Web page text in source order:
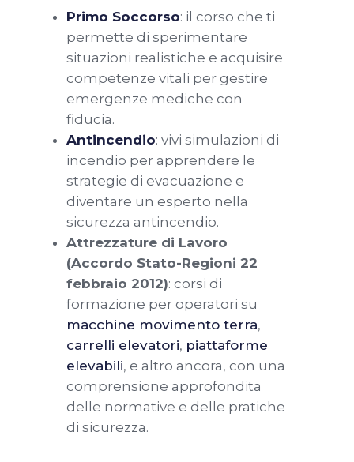
Primo Soccorso: il corso che ti
permette di sperimentare
situazioni realistiche e acquisire
competenze vitali per gestire
emergenze mediche con
fiducia.
Antincendio: vivi simulazioni di
incendio per apprendere le
strategie di evacuazione e
diventare un esperto nella
sicurezza antincendio.
Attrezzature di Lavoro
(Accordo Stato-Regioni 22
febbraio 2012): corsi di
formazione per operatori su
macchine movimento terra,
carrelli elevatori, piattaforme
elevabili, e altro ancora, con una
comprensione approfondita
delle normative e delle pratiche
di sicurezza.